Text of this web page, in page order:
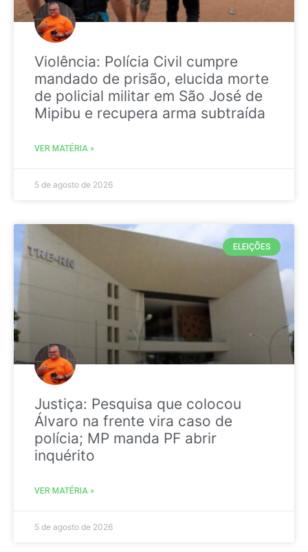
Violência: Polícia Civil cumpre
mandado de prisão, elucida morte
de policial militar em São José de
Mipibu e recupera arma subtraída
VER MATÉRIA »
5 de agosto de 2026
ELEIÇÕES
Justiça: Pesquisa que colocou
Álvaro na frente vira caso de
polícia; MP manda PF abrir
inquérito
VER MATÉRIA »
5 de agosto de 2026